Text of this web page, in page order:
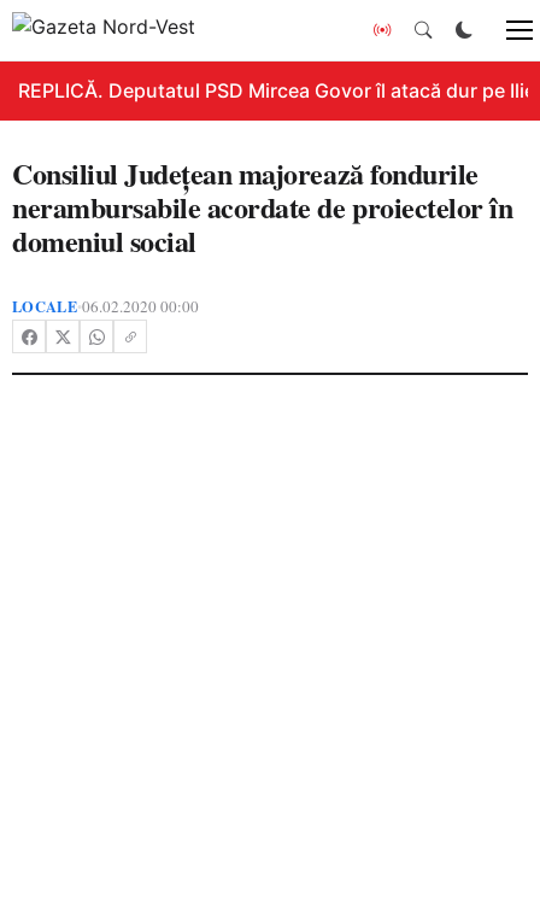
REPLICĂ. Deputatul PSD Mircea Govor îl atacă dur pe
Consiliul Județean majorează fondurile
nerambursabile acordate de proiectelor în
domeniul social
LOCALE•06.02.2020 00:00